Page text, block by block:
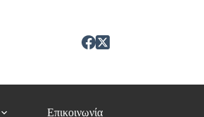
Επικοινωνία